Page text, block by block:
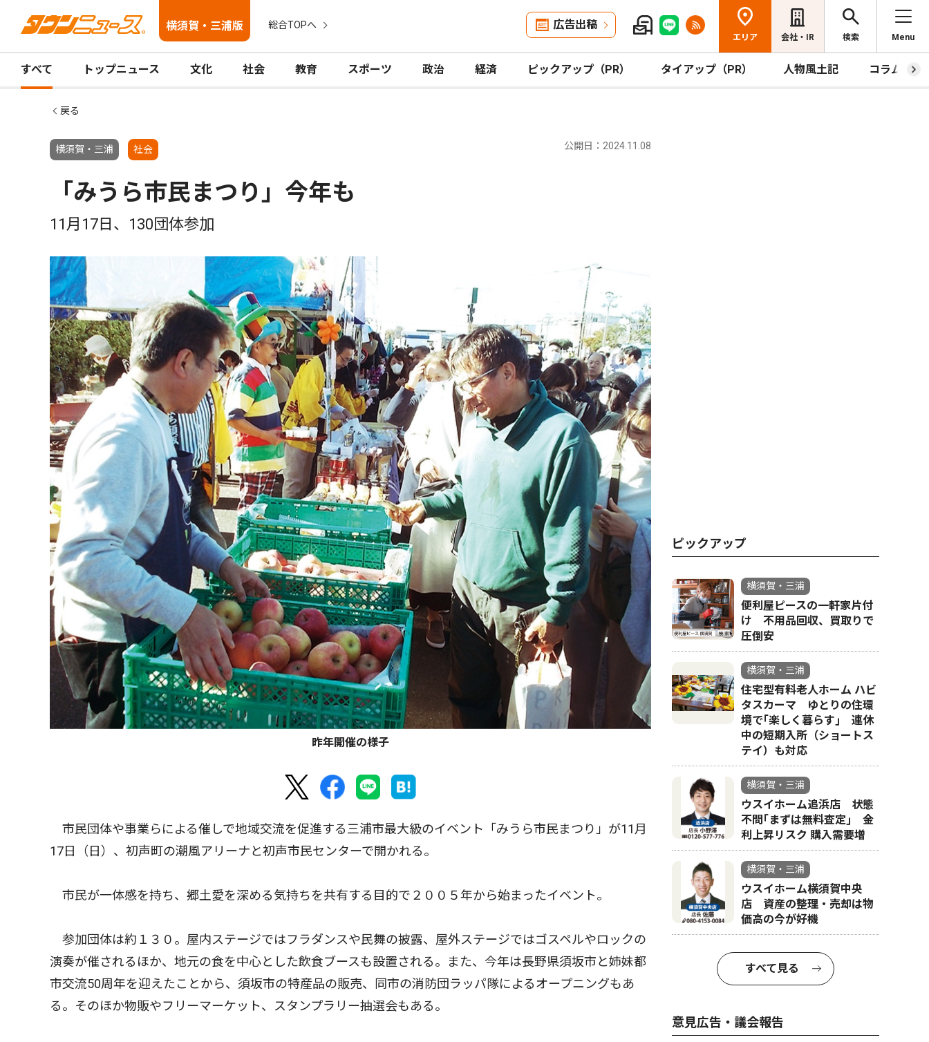
横須賀・三浦版 総合TOPへ 広告出稿
エリア 会社・IR 検索 Menu
すべて トップニュース 文化 社会 教育 スポーツ 政治 経済 ピックアップ（PR） タイアップ（PR） 人物風土記 コラム
戻る
横須賀・三浦 社会 公開日：2024.11.08
「みうら市民まつり」今年も
11月17日、130団体参加
昨年開催の様子
市民団体や事業らによる催しで地域交流を促進する三浦市最大級のイベント「みうら市民まつり」が11月
17日（日）、初声町の潮風アリーナと初声市民センターで開かれる。
市民が一体感を持ち、郷土愛を深める気持ちを共有する目的で２００５年から始まったイベント。
参加団体は約１３０。屋内ステージではフラダンスや民舞の披露、屋外ステージではゴスペルやロックの
演奏が催されるほか、地元の食を中心とした飲食ブースも設置される。また、今年は長野県須坂市と姉妹都
市交流50周年を迎えたことから、須坂市の特産品の販売、同市の消防団ラッパ隊によるオープニングもあ
る。そのほか物販やフリーマーケット、スタンプラリー抽選会もある。
ピックアップ
横須賀・三浦
便利屋ピースの一軒家片付
け 不用品回収、買取りで
圧倒安
横須賀・三浦
住宅型有料老人ホーム ハビ
タスカーマ ゆとりの住環
境で｢楽しく暮らす｣ 連休
中の短期入所（ショートス
テイ）も対応
横須賀・三浦
ウスイホーム追浜店 状態
不問｢まずは無料査定｣ 金
利上昇リスク 購入需要増
横須賀・三浦
ウスイホーム横須賀中央
店 資産の整理・売却は物
価高の今が好機
すべて見る
意見広告・議会報告